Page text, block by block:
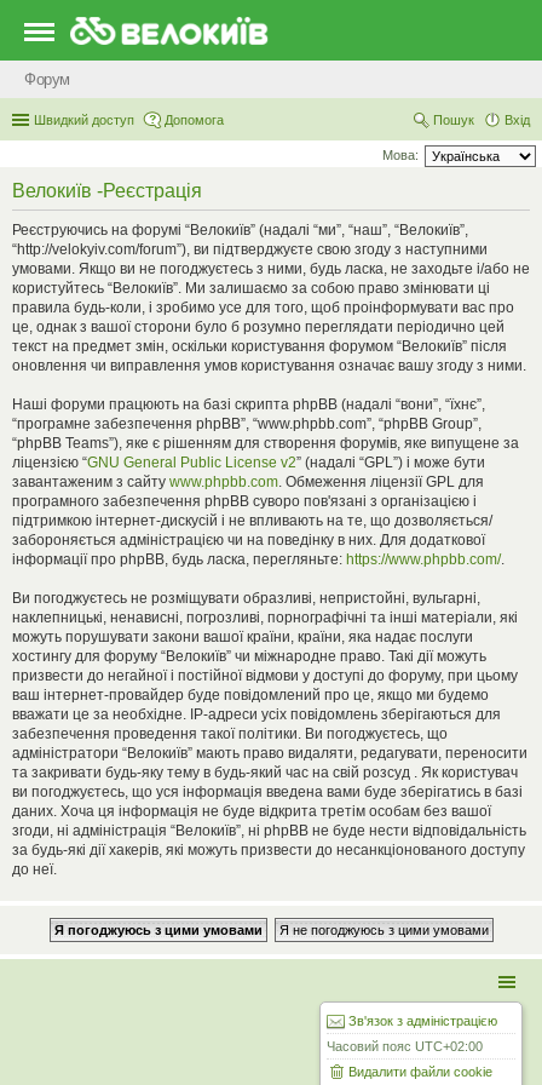
Форум
Швидкий доступ Допомога Вхід
Пошук
Мова:
Велокиїв -Реєстрація
Реєструючись на форумі “Велокиїв” (надалі “ми”, “наш”, “Велокиїв”,
“http://velokyiv.com/forum”), ви підтверджуєте свою згоду з наступними
умовами. Якщо ви не погоджуєтесь з ними, будь ласка, не заходьте і/або не
користуйтесь “Велокиїв”. Ми залишаємо за собою право змінювати ці
правила будь-коли, і зробимо усе для того, щоб проінформувати вас про
це, однак з вашої сторони було б розумно переглядати періодично цей
текст на предмет змін, оскільки користування форумом “Велокиїв” після
оновлення чи виправлення умов користування означає вашу згоду з ними.
Наші форуми працюють на базі скрипта phpBB (надалі “вони”, “їхнє”,
“програмне забезпечення phpBB”, “www.phpbb.com”, “phpBB Group”,
“phpBB Teams”), яке є рішенням для створення форумів, яке випущене за
ліцензією “GNU General Public License v2” (надалі “GPL”) і може бути
завантаженим з сайту www.phpbb.com. Обмеження ліцензії GPL для
програмного забезпечення phpBB суворо пов'язані з організацією і
підтримкою інтернет-дискусій і не впливають на те, що дозволяється/
забороняється адміністрацією чи на поведінку в них. Для додаткової
інформації про phpBB, будь ласка, перегляньте: https://www.phpbb.com/.
Ви погоджуєтесь не розміщувати образливі, непристойні, вульгарні,
наклепницькі, ненависні, погрозливі, порнографічні та інші матеріали, які
можуть порушувати закони вашої країни, країни, яка надає послуги
хостингу для форуму “Велокиїв” чи міжнародне право. Такі дії можуть
призвести до негайної і постійної відмови у доступі до форуму, при цьому
ваш інтернет-провайдер буде повідомлений про це, якщо ми будемо
вважати це за необхідне. IP-адреси усіх повідомлень зберігаються для
забезпечення проведення такої політики. Ви погоджуєтесь, що
адміністратори “Велокиїв” мають право видаляти, редагувати, переносити
та закривати будь-яку тему в будь-який час на свій розсуд . Як користувач
ви погоджуєтесь, що уся інформація введена вами буде зберігатись в базі
даних. Хоча ця інформація не буде відкрита третім особам без вашої
згоди, ні адміністрація “Велокиїв”, ні phpBB не буде нести відповідальність
за будь-які дії хакерів, які можуть призвести до несанкціонованого доступу
до неї.
Зв'язок з адміністрацією
Часовий пояс UTC+02:00
Видалити файли cookie